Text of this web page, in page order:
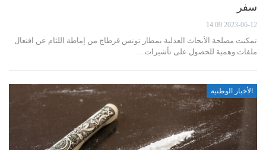
سفر
2023-06-12 14:09
تمكنت مصلحة الأبحاث العدلية بمطار تونس قرطاج من إماطة اللثام عن افتعال
ملفات وهمية للحصول على تأشيرات…
الأخبار الوطنية